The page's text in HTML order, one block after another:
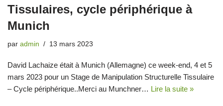
Tissulaires, cycle périphérique à
Munich
par admin 13 mars 2023
David Lachaize était à Munich (Allemagne) ce week-end, 4 et 5
mars 2023 pour un Stage de Manipulation Structurelle Tissulaire
– Cycle périphérique..Merci au Munchner… Lire la suite »